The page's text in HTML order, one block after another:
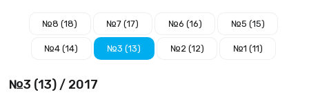
№8 (18) №7 (17) №6 (16) №5 (15)
№4 (14) №3 (13) №2 (12) №1 (11)
№3 (13) / 2017